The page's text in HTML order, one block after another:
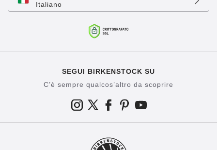
Italiano
SEGUI BIRKENSTOCK SU
C’è sempre qualcos’altro da scoprire